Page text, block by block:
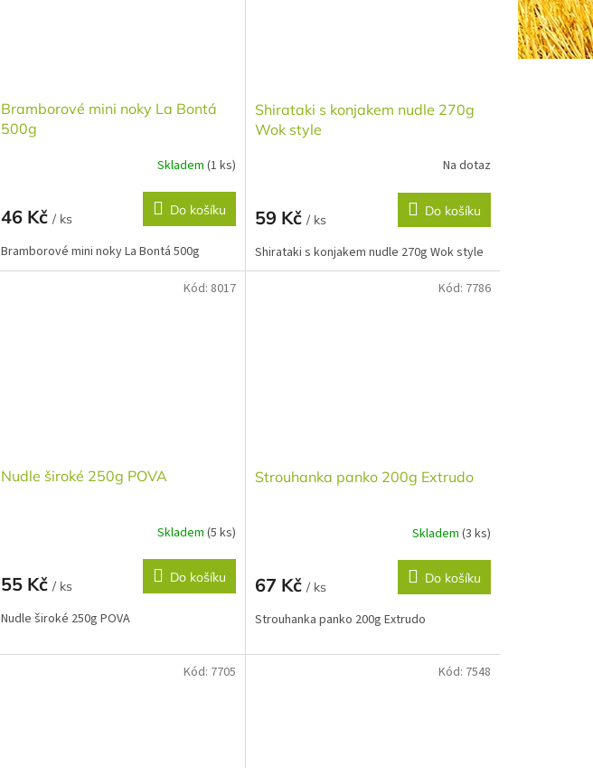
Bramborové mini noky La Bontá
500g
Skladem (1 ks)
46 Kč / ks
Do košíku
Bramborové mini noky La Bontá 500g
Shirataki s konjakem nudle 270g
Wok style
Na dotaz
59 Kč / ks
Do košíku
Shirataki s konjakem nudle 270g Wok style
Nudle široké 250g POVA
Skladem (5 ks)
55 Kč / ks
Do košíku
Nudle široké 250g POVA
Kód: 8017
Strouhanka panko 200g Extrudo
Skladem (3 ks)
67 Kč / ks
Do košíku
Strouhanka panko 200g Extrudo
Kód: 7786
Kód: 7705 Kód: 7548